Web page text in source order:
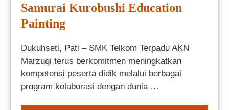
Samurai Kurobushi Education
Painting
Dukuhseti, Pati – SMK Telkom Terpadu AKN
Marzuqi terus berkomitmen meningkatkan
kompetensi peserta didik melalui berbagai
program kolaborasi dengan dunia …